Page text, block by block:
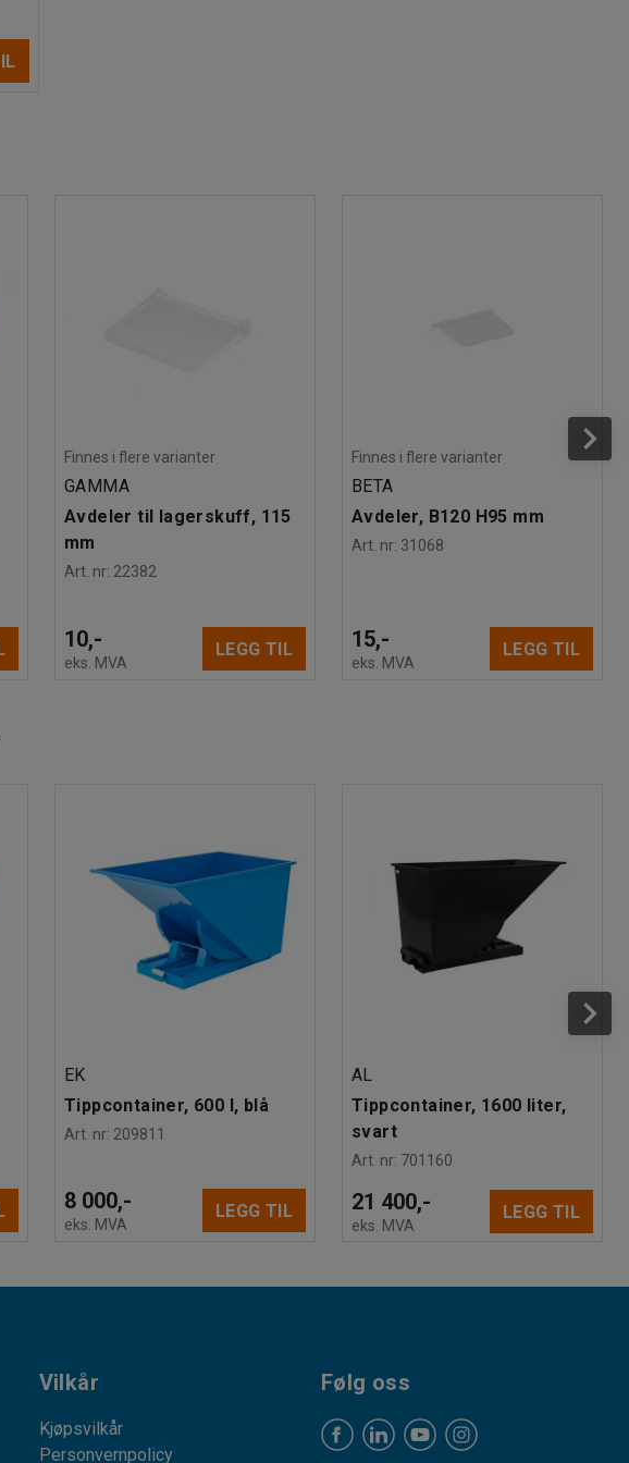
Finnes i flere varianter
GAMMA
Avdeler til lagerskuff, 115
mm
Art. nr: 22382
10,-
eks. MVA
LEGG TIL
Finnes i flere varianter
BETA
Avdeler, B120 H95 mm
Art. nr: 31068
15,-
eks. MVA
LEGG TIL
EK
Tippcontainer, 600 l, blå
Art. nr: 209811
8 000,-
eks. MVA
LEGG TIL
AL
Tippcontainer, 1600 liter,
svart
Art. nr: 701160
21 400,-
eks. MVA
LEGG TIL
Vilkår
Kjøpsvilkår
Personvernpolicy
Følg oss